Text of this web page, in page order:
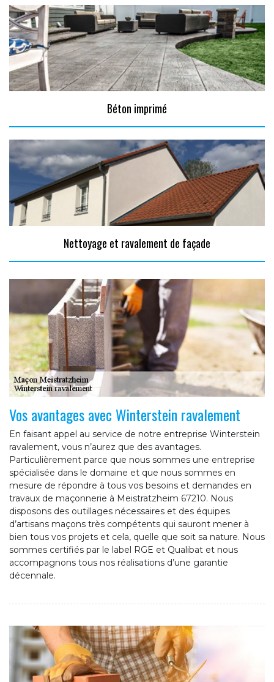
Béton imprimé
Nettoyage et ravalement de façade
Vos avantages avec Winterstein ravalement
En faisant appel au service de notre entreprise Winterstein
ravalement, vous n’aurez que des avantages.
Particulièrement parce que nous sommes une entreprise
spécialisée dans le domaine et que nous sommes en
mesure de répondre à tous vos besoins et demandes en
travaux de maçonnerie à Meistratzheim 67210. Nous
disposons des outillages nécessaires et des équipes
d’artisans maçons très compétents qui sauront mener à
bien tous vos projets et cela, quelle que soit sa nature. Nous
sommes certifiés par le label RGE et Qualibat et nous
accompagnons tous nos réalisations d’une garantie
décennale.